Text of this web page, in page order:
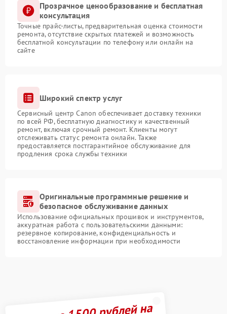
Прозрачное ценообразование и бесплатная
консультация
Точные прайс-листы, предварительная оценка стоимости
ремонта, отсутствие скрытых платежей и возможность
бесплатной консультации по телефону или онлайн на
сайте
Широкий спектр услуг
Сервисный центр Canon обеспечивает доставку техники
по всей РФ, бесплатную диагностику и качественный
ремонт, включая срочный ремонт. Клиенты могут
отслеживать статус ремонта онлайн. Также
предоставляется постгарантийное обслуживание для
продления срока службы техники
Оригинальные программные решение и
безопасное обслуживание данных
Использование официальных прошивок и инструментов,
аккуратная работа с пользовательскими данными:
резервное копирование, конфиденциальность и
восстановление информации при необходимости